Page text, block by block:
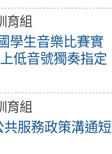
育組
學生音樂比賽實
低音號獨奏指定
育組
服務政策溝通短